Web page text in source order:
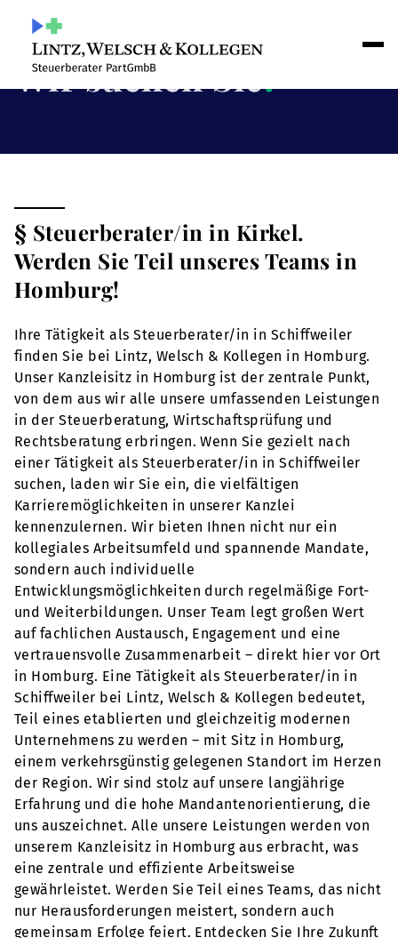
Wir suchen Sie!
§ Steuerberater/in in Kirkel.
Werden Sie Teil unseres Teams in
Homburg!
Ihre Tätigkeit als Steuerberater/in in Schiffweiler
finden Sie bei Lintz, Welsch & Kollegen in Homburg.
Unser Kanzleisitz in Homburg ist der zentrale Punkt,
von dem aus wir alle unsere umfassenden Leistungen
in der Steuerberatung, Wirtschaftsprüfung und
Rechtsberatung erbringen. Wenn Sie gezielt nach
einer Tätigkeit als Steuerberater/in in Schiffweiler
suchen, laden wir Sie ein, die vielfältigen
Karrieremöglichkeiten in unserer Kanzlei
kennenzulernen. Wir bieten Ihnen nicht nur ein
kollegiales Arbeitsumfeld und spannende Mandate,
sondern auch individuelle
Entwicklungsmöglichkeiten durch regelmäßige Fort-
und Weiterbildungen. Unser Team legt großen Wert
auf fachlichen Austausch, Engagement und eine
vertrauensvolle Zusammenarbeit – direkt hier vor Ort
in Homburg. Eine Tätigkeit als Steuerberater/in in
Schiffweiler bei Lintz, Welsch & Kollegen bedeutet,
Teil eines etablierten und gleichzeitig modernen
Unternehmens zu werden – mit Sitz in Homburg,
einem verkehrsgünstig gelegenen Standort im Herzen
der Region. Wir sind stolz auf unsere langjährige
Erfahrung und die hohe Mandantenorientierung, die
uns auszeichnet. Alle unsere Leistungen werden von
unserem Kanzleisitz in Homburg aus erbracht, was
eine zentrale und effiziente Arbeitsweise
gewährleistet. Werden Sie Teil eines Teams, das nicht
nur Herausforderungen meistert, sondern auch
gemeinsam Erfolge feiert. Entdecken Sie Ihre Zukunft